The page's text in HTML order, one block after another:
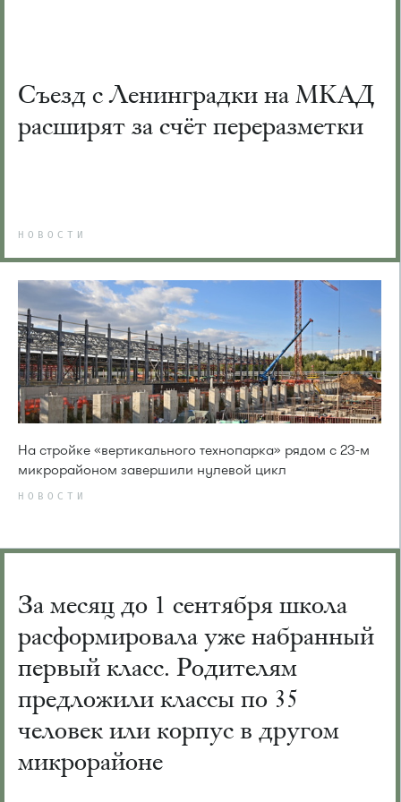
Съезд с Ленинградки на МКАД
расширят за счёт переразметки
НОВОСТИ
На стройке «вертикального технопарка» рядом с 23-м
микрорайоном завершили нулевой цикл
НОВОСТИ
За месяц до 1 сентября школа
расформировала уже набранный
первый класс. Родителям
предложили классы по 35
человек или корпус в другом
микрорайоне